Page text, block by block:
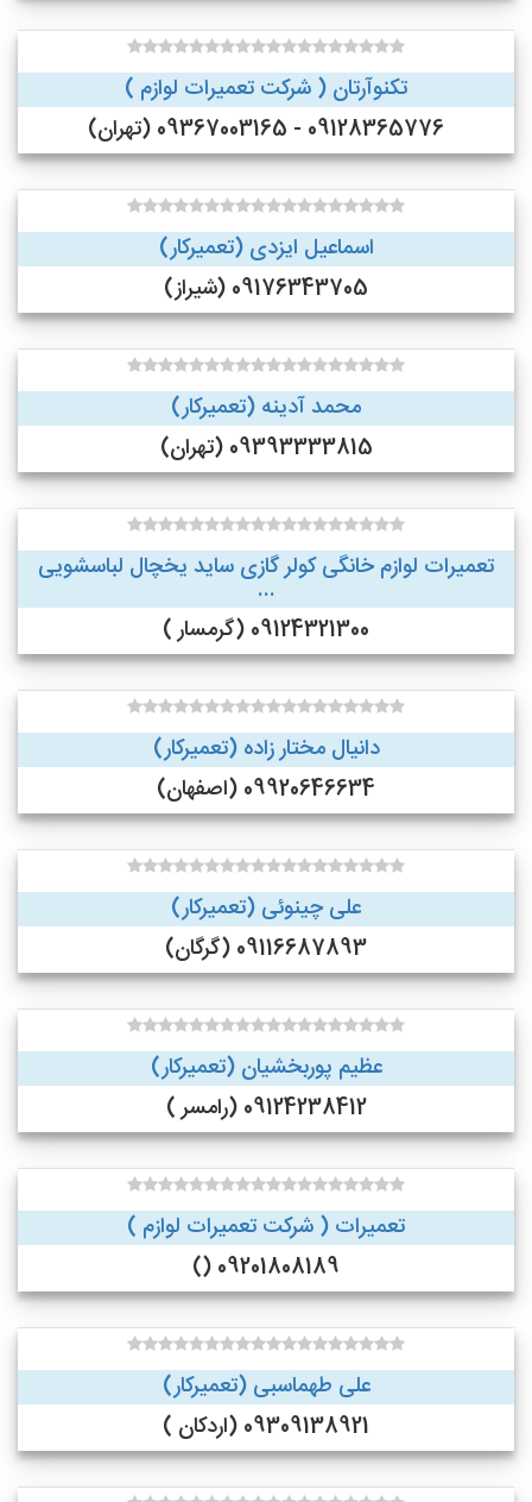
تکنوآرتان ( شرکت تعمیرات لوازم )
09128365776 - 09367003165 (تهران)
اسماعیل ایزدی (تعمیرکار)
09176343705 (شیراز)
محمد آدینه (تعمیرکار)
09393333815 (تهران)
تعمیرات لوازم خانگی کولر گازی ساید یخچال لباسشویی
...
09124321300 (گرمسار )
دانیال مختار زاده (تعمیرکار)
09920646634 (اصفهان)
علی چینوئی (تعمیرکار)
09116687893 (گرگان)
عظیم پوربخشیان (تعمیرکار)
09124238412 (رامسر )
تعمیرات ( شرکت تعمیرات لوازم )
09201808189 ()
علی طهماسبی (تعمیرکار)
09309138921 (اردکان )